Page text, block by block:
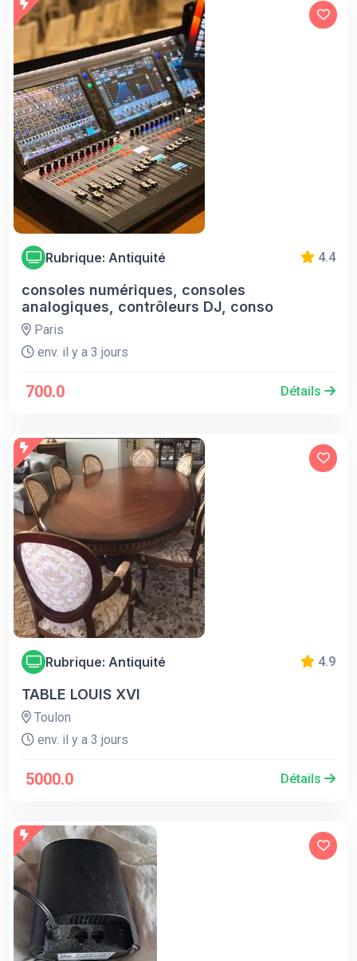
Rubrique: Antiquité 4.4
consoles numériques, consoles
analogiques, contrôleurs DJ, conso
Paris
env. il y a 3 jours
700.0 Détails
Rubrique: Antiquité 4.9
TABLE LOUIS XVI
Toulon
env. il y a 3 jours
5000.0 Détails